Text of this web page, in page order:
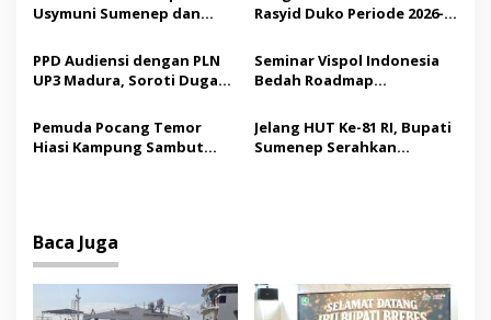
Budaya
Usymuni Sumenep dan
Jenazah WNI Asal Aceh di
Malaysia
Rasyid Duko Periode 2026-
PPD Audiensi dengan PLN
UP3 Madura, Soroti Dugaan
Listrik Desa di Sumenep
Seminar Vispol Indonesia
Bedah Roadmap
Pendidikan dan Hilirisasi
Jadi Kunci
Pemuda Pocang Temor
Hiasi Kampung Sambut
Jelang HUT Ke-81 RI, Bupati
Sumenep Serahkan
Baca Juga